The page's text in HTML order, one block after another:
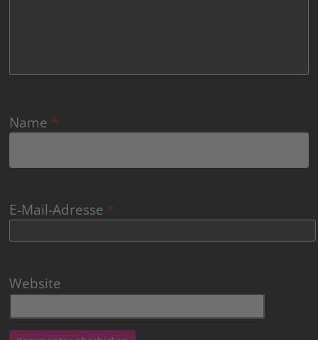
Name *
E-Mail-Adresse *
Website